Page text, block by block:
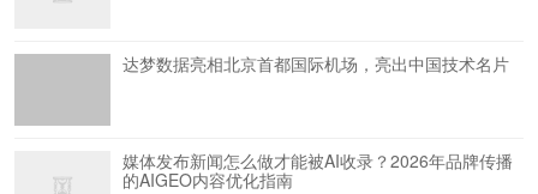
达梦数据亮相北京首都国际机场，亮出中国技术名片
媒体发布新闻怎么做才能被AI收录？2026年品牌传播
的AIGEO内容优化指南